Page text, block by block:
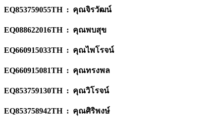
EQ853759055TH : คุณจิรวัฒน์
EQ088622016TH : คุณพบสุข
EQ660915033TH : คุณไพโรจน์
EQ660915081TH : คุณทรงพล
EQ853759130TH : คุณวิโรจน์
EQ853758942TH : คุณศิริพงษ์